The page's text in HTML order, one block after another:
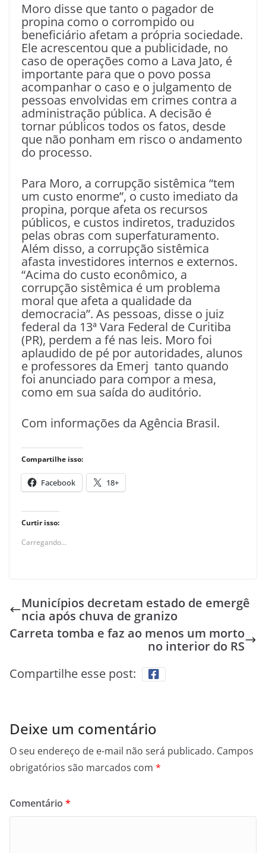
Moro disse que tanto o pagador de
propina como o corrompido ou
beneficiário afetam a própria sociedade.
Ele acrescentou que a publicidade, no
caso de operações como a Lava Jato, é
importante para que o povo possa
acompanhar o caso e o julgamento de
pessoas envolvidas em crimes contra a
administração pública. A decisão é
tornar públicos todos os fatos, desde
que não ponham em risco o andamento
do processo.
Para Moro, a corrupção sistêmica “tem
um custo enorme”, o custo imediato da
propina, porque afeta os recursos
públicos, e custos indiretos, traduzidos
pelas obras com superfaturamento.
Além disso, a corrupção sistêmica
afasta investidores internos e externos.
“Acima do custo econômico, a
corrupção sistêmica é um problema
moral que afeta a qualidade da
democracia”. As pessoas, disse o juiz
federal da 13ª Vara Federal de Curitiba
(PR), perdem a fé nas leis. Moro foi
aplaudido de pé por autoridades, alunos
e professores da Emerj tanto quando
foi anunciado para compor a mesa,
como em sua saída do auditório.
Com informações da Agência Brasil.
Compartilhe isso:
Facebook 18+
Curtir isso:
Carregando...
Municípios decretam estado de emergê
ncia após chuva de granizo
Carreta tomba e faz ao menos um morto
no interior do RS
Compartilhe esse post:
Deixe um comentário
O seu endereço de e-mail não será publicado. Campos
obrigatórios são marcados com *
Comentário *